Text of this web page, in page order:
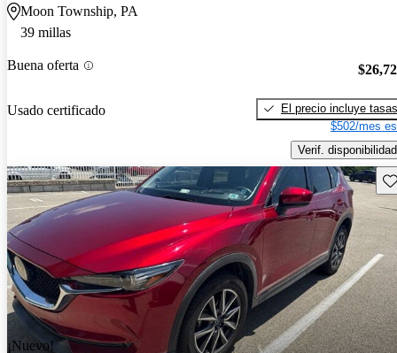
Moon Township, PA
39 millas
Buena oferta
Usado certificado
El precio incluye tasas
$502/mes
Verif. disponibilidad
¡Nuevo!